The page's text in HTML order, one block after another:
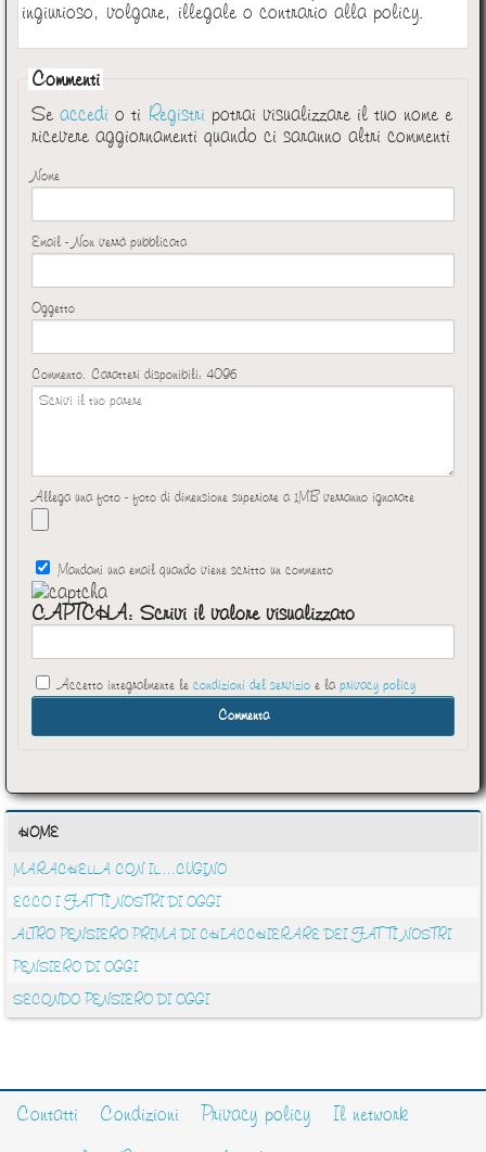
ingiurioso, volgare, illegale o contrario alla policy.
Commenti
Se accedi o ti Registri potrai visualizzare il tuo nome e
ricevere aggiornamenti quando ci saranno altri commenti
Nome
Email - Non verrà pubblicata
Oggetto
Commento. Caratteri disponibili: 4096
Allega una foto - foto di dimensione superiore a 1MB verranno ignorate
Mandami una email quando viene scritto un commento
CAPTCHA: Scrivi il valore visualizzato
Accetto integralmente le condizioni del servizio e la privacy policy
HOME
MARACHELLA CON IL....CUGINO
ECCO I FATTI NOSTRI DI OGGI
ALTRO PENSIERO PRIMA DI CHIACCHIERARE DEI FATTI NOSTRI
PENSIERO DI OGGI
SECONDO PENSIERO DI OGGI
Contatti Condizioni Privacy policy Il network